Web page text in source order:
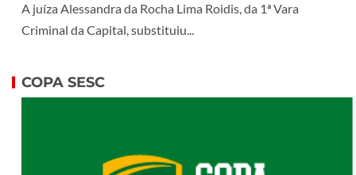
A juíza Alessandra da Rocha Lima Roidis, da 1ª Vara
Criminal da Capital, substituiu...
COPA SESC